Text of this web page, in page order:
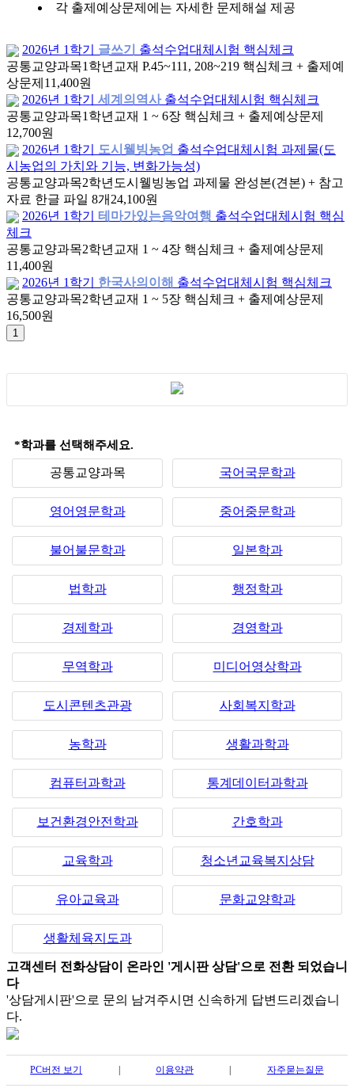
각 출제예상문제에는 자세한 문제해설 제공
2026년 1학기 글쓰기 출석수업대체시험 핵심체크
공통교양과목1학년 교재 P.45~111, 208~219 핵심체크 + 출제예
상문제 11,400원
2026년 1학기
세계의역사 출석수업대체시험 핵심체크
공통교양과목1학년 교재 1 ~ 6장 핵심체크 + 출제예상문제
12,700원
2026년 1학기
도시웰빙농업 출석수업대체시험 과제물(도
시농업의 가치와 기능, 변화가능성)
공통교양과목2학년 도시웰빙농업 과제물 완성본(견본) + 참고
자료 한글 파일 8개 24,100원
2026년 1학기
테마가있는음악여행 출석수업대체시험 핵심
체크
공통교양과목2학년 교재 1 ~ 4장 핵심체크 + 출제예상문제
11,400원
2026년 1학기
한국사의이해 출석수업대체시험 핵심체크
공통교양과목2학년 교재 1 ~ 5장 핵심체크 + 출제예상문제
16,500원
*학과를 선택해주세요.
공통교양과목 국어국문학과
영어영문학과 중어중문학과
불어불문학과 일본학과
법학과 행정학과
경제학과 경영학과
무역학과 미디어영상학과
도시콘텐츠관광 사회복지학과
농학과 생활과학과
컴퓨터과학과 통계데이터과학과
보건환경안전학과 간호학과
교육학과 청소년교육복지상담
유아교육과 문화교양학과
생활체육지도과
고객센터 전화상담이 온라인 '게시판 상담'으로 전환 되었습니
다
'상담게시판'으로 문의 남겨주시면 신속하게 답변드리겠습니
다.
PC버전 보기 이용약관 자주묻는질문